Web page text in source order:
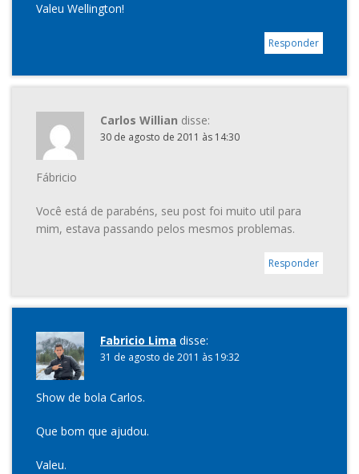
Valeu Wellington!
Responder
Carlos Willian disse:
30 de agosto de 2011 às 14:30
Fábricio
Você está de parabéns, seu post foi muito util para
mim, estava passando pelos mesmos problemas.
Responder
Fabricio Lima disse:
31 de agosto de 2011 às 19:32
Show de bola Carlos.
Que bom que ajudou.
Valeu.